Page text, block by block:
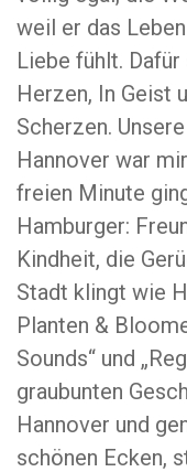
weil er das
Liebe fühlt.
Herzen, In Geist
Scherzen.
Hannover war
freien Minute
Hamburger:
Kindheit, die
Stadt klingt wie
Planten &
Sounds“ und
graubunten
Hannover und
schönen Ecken,